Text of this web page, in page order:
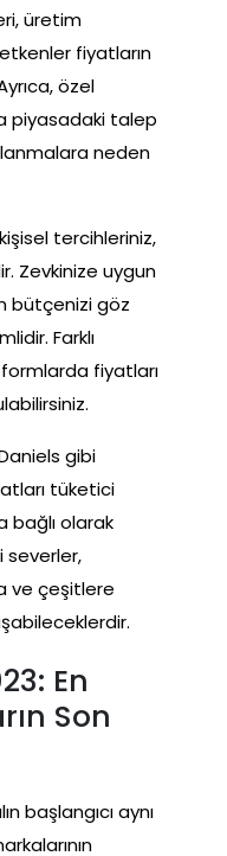
üretim
fiyatların
özel
piyasadaki talep
neden
kişisel tercihleriniz,
Zevkinize uygun
bütçenizi göz
Farklı
fiyatları
gibi
tüketici
bağlı olarak
severler,
ve çeşitlere
En
Son
başlangıcı aynı